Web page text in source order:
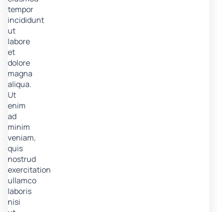
tempor
incididunt
ut
labore
et
dolore
magna
aliqua.
Ut
enim
ad
minim
veniam,
quis
nostrud
exercitation
ullamco
laboris
nisi